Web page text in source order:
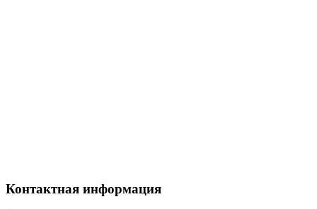
Контактная информация